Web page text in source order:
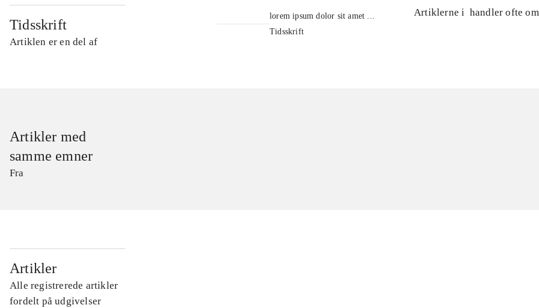
Tidsskrift
Artiklen er en del af
lorem ipsum dolor sit amet ...
Tidsskrift
Artiklerne i handler ofte om
Artikler med
samme emner
Fra
Artikler
Alle registrerede artikler
fordelt på udgivelser